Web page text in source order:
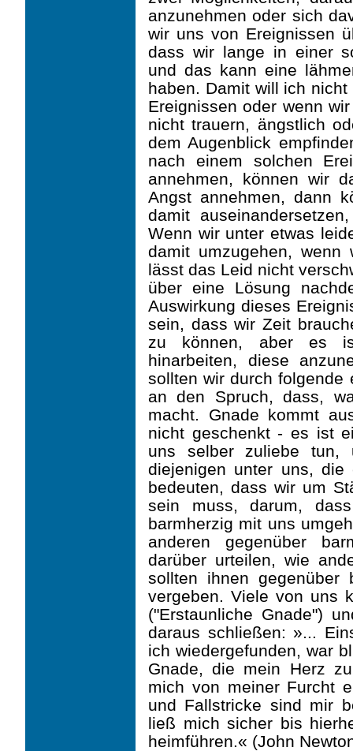
anzunehmen oder sich
wir uns von Ereignissen
dass wir lange in einer
und das kann eine
haben. Damit will ich
Ereignissen oder wenn
nicht trauern, ängstlich
dem Augenblick
nach einem solchen
annehmen, können wir
Angst annehmen, dann
damit
Wenn wir unter etwas
damit umzugehen, wenn
lässt das Leid nicht
über eine Lösung
Auswirkung dieses
sein, dass wir Zeit
zu können, aber es
hinarbeiten, diese
sollten wir durch folgende
an den Spruch, dass,
macht. Gnade kommt
nicht geschenkt - es ist
uns selber zuliebe tun,
diejenigen unter uns, die
bedeuten, dass wir um
sein muss, darum,
barmherzig mit uns
anderen gegenüber
darüber urteilen, wie
sollten ihnen gegenüber
vergeben. Viele von uns
("Erstaunliche Gnade")
daraus schließen: »...
ich wiedergefunden, war
Gnade, die mein Herz
mich von meiner Furcht
und Fallstricke sind mir
ließ mich sicher bis
heimführen.« (John